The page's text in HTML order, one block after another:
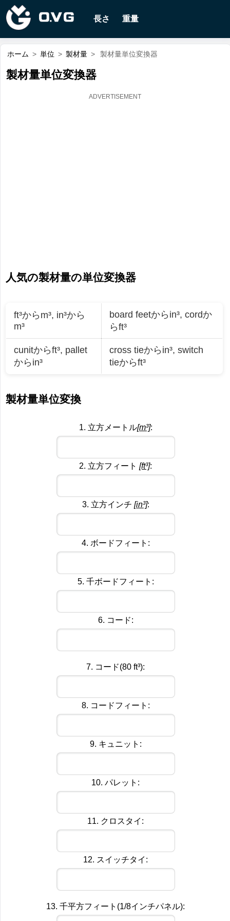
長さ 重量
ホーム > 単位 > 製材量 > 製材量単位変換器
製材量単位変換器
人気の製材量の単位変換器
ft³からm³, in³から
m³
board feetからin³,cordか
らft³
cunitからft³, pallet
からin³
cross tieからin³,switch
tieからft³
製材量単位変換
1. 立方メートル[m³]:
2. 立方フィート [ft³]:
3. 立方インチ [in³]:
4. ボードフィート:
5. 千ボードフィート:
6. コード:
7. コード(80 ft³):
8. コードフィート:
9. キュニット:
10. パレット:
11. クロスタイ:
12. スイッチタイ:
13. 千平方フィート(1/8インチパネル):